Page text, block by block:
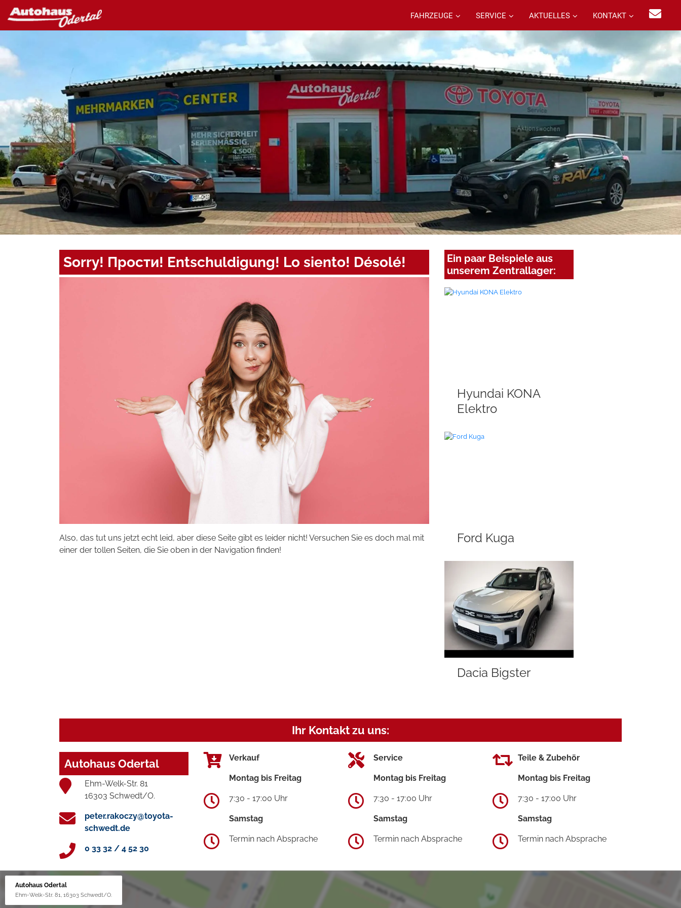
FAHRZEUGE SERVICE AKTUELLES KONTAKT
Sorry! Прости! Entschuldigung! Lo siento! Désolé!
Also, das tut uns jetzt echt leid, aber diese Seite gibt es leider nicht! Versuchen Sie es doch mal mit
einer der tollen Seiten, die Sie oben in der Navigation finden!
Ein paar Beispiele aus
unserem Zentrallager:
Hyundai KONA
Elektro
Ford Kuga
Dacia Bigster
Ihr Kontakt zu uns:
Autohaus Odertal
Ehm-Welk-Str. 81
16303 Schwedt/O.
peter.rakoczy@toyota-
schwedt.de
0 33 32 / 4 52 30
Verkauf
Montag bis Freitag
7:30 - 17:00 Uhr
Samstag
Termin nach Absprache
Service
Montag bis Freitag
7:30 - 17:00 Uhr
Samstag
Termin nach Absprache
Teile & Zubehör
Montag bis Freitag
7:30 - 17:00 Uhr
Samstag
Termin nach Absprache
Autohaus Odertal
Ehm-Welk-Str. 81, 16303 Schwedt/O.